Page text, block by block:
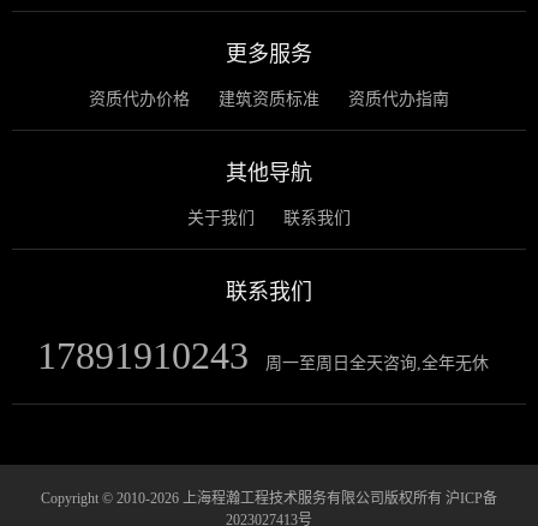
更多服务
资质代办价格 建筑资质标准 资质代办指南
其他导航
关于我们 联系我们
联系我们
17891910243 周一至周日全天咨询,全年无休
Copyright © 2010-2026 上海程瀚工程技术服务有限公司版权所有 沪ICP备
2023027413号